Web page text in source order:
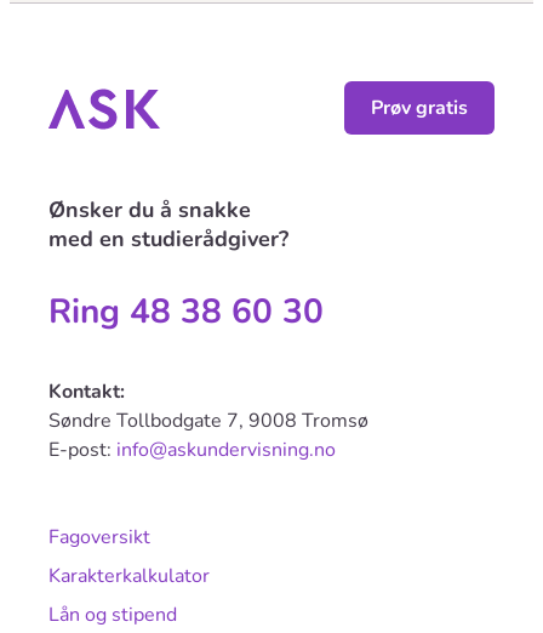
Fagoversikt
Karakterkalkulator
Lån og stipend
Ønsker du å snakke
med en studierådgiver?
Ring 48 38 60 30
Kontakt:
Søndre Tollbodgate 7, 9008 Tromsø
E-post: info@askundervisning.no
Prøv gratis